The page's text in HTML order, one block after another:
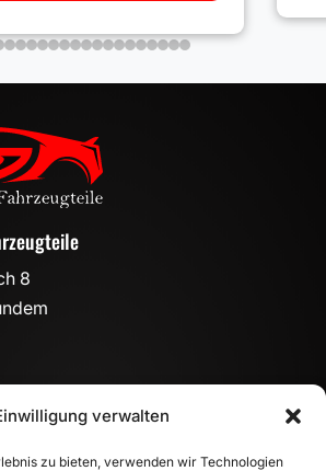
verwalten
zu bieten, verwenden wir Technologien
8